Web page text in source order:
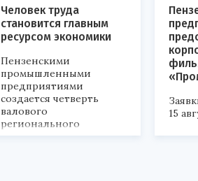
Человек труда
становится главным
ресурсом экономики
Пензенскими
промышленными
предприятиями
создается четверть
валового
регионального
продукта и
15